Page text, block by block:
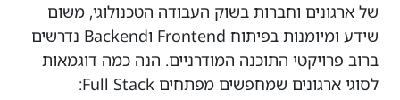
של ארגונים וחברות בשוק העבודה הטכנולוגי, משום
שידע ומיומנות בפיתוח Frontend וBackend נדרשים
ברוב פרויקטי התוכנה המודרניים. הנה כמה דוגמאות
לסוגי ארגונים שמחפשים מפתחים Full Stack: